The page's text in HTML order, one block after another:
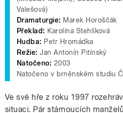
Valešová)
Dramaturgie: Marek Horoščák
Překlad: Karolína Stehlíková
Hudba: Petr Hromádka
Režie: Jan Antonín Pitínský
Natočeno: 2003
Natočeno v brněnském studiu
Ve své hře z roku 1997
situaci. Pár stárnoucích